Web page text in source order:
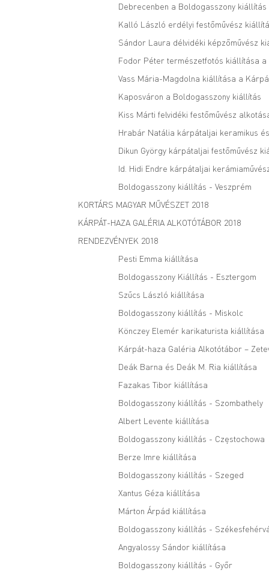
Debrecenben a Boldogasszony kiállítás
Kalló László erdélyi festőművész
Sándor Laura délvidéki képzőművész
Fodor Péter természetfotós kiállítása
Vass Mária-Magdolna kiállítása a
Kaposváron a Boldogasszony kiállítás
Kiss Márti felvidéki festőművész
Hrabár Natália kárpátaljai keramikus
Dikun György kárpátaljai festőművész
Id. Hidi Endre kárpátaljai
Boldogasszony kiállítás - Veszprém
KORTÁRS MAGYAR MŰVÉSZET 2018
KÁRPÁT-HAZA GALÉRIA ALKOTÓTÁBOR 2018
RENDEZVÉNYEK 2018
Pesti Emma kiállítása
Boldogasszony Kiállítás - Esztergom
Szűcs László kiállítása
Boldogasszony kiállítás - Miskolc
Könczey Elemér karikaturista kiállítása
Kárpát-haza Galéria Alkotótábor –
Deák Barna és Deák M. Ria kiállítása
Fazakas Tibor kiállítása
Boldogasszony kiállítás - Szombathely
Albert Levente kiállítása
Boldogasszony kiállítás - Częstochowa
Berze Imre kiállítása
Boldogasszony kiállítás - Szeged
Xantus Géza kiállítása
Márton Árpád kiállítása
Boldogasszony kiállítás -
Angyalossy Sándor kiállítása
Boldogasszony kiállítás - Győr